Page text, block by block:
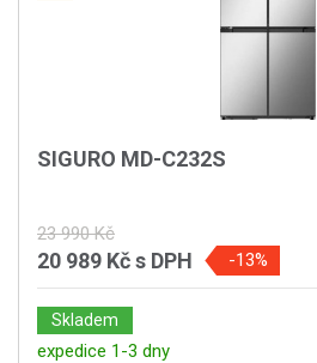
SIGURO MD-C232S
23 990 Kč
20 989 Kčs DPH -13%
Skladem
expedice 1-3 dny